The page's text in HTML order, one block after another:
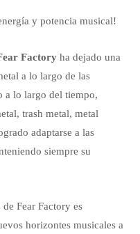
y potencia musical!
Factory ha dejado una
a lo largo de las
a lo largo del tiempo,
trash metal, metal
adaptarse a las
siempre su
Fear Factory es
horizontes musicales a